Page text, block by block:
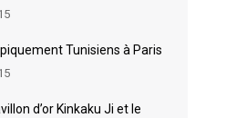
Tunisiens à Paris
d’or Kinkaku Ji et le